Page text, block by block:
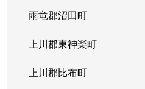
雨竜郡沼田町
上川郡東神楽町
上川郡比布町